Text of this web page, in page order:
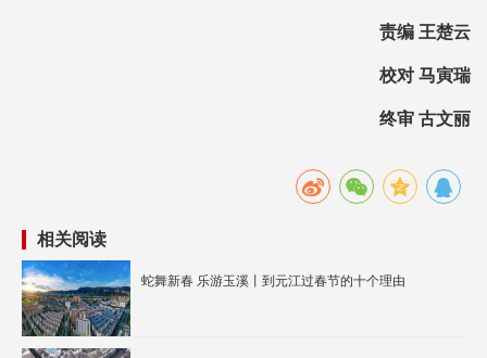
责编 王楚云
校对 马寅瑞
终审 古文丽
相关阅读
蛇舞新春 乐游玉溪丨到元江过春节的十个理由